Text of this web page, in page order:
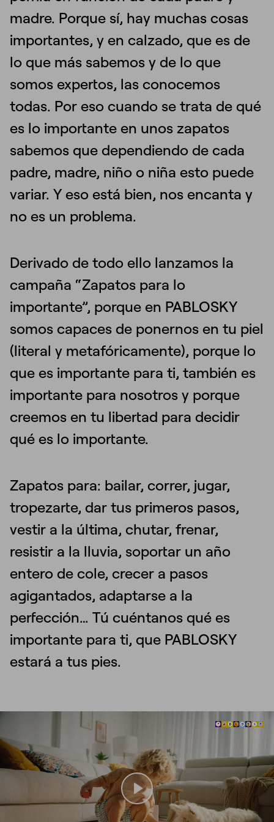
madre. Porque sí, hay muchas cosas
importantes, y en calzado, que es de
lo que más sabemos y de lo que
somos expertos, las conocemos
todas. Por eso cuando se trata de qué
es lo importante en unos zapatos
sabemos que dependiendo de cada
padre, madre, niño o niña esto puede
variar. Y eso está bien, nos encanta y
no es un problema.
Derivado de todo ello lanzamos la
campaña “Zapatos para lo
importante”, porque en PABLOSKY
somos capaces de ponernos en tu piel
(literal y metafóricamente), porque lo
que es importante para ti, también es
importante para nosotros y porque
creemos en tu libertad para decidir
qué es lo importante.
Zapatos para: bailar, correr, jugar,
tropezarte, dar tus primeros pasos,
vestir a la última, chutar, frenar,
resistir a la lluvia, soportar un año
entero de cole, crecer a pasos
agigantados, adaptarse a la
perfección… Tú cuéntanos qué es
importante para ti, que PABLOSKY
estará a tus pies.
Play